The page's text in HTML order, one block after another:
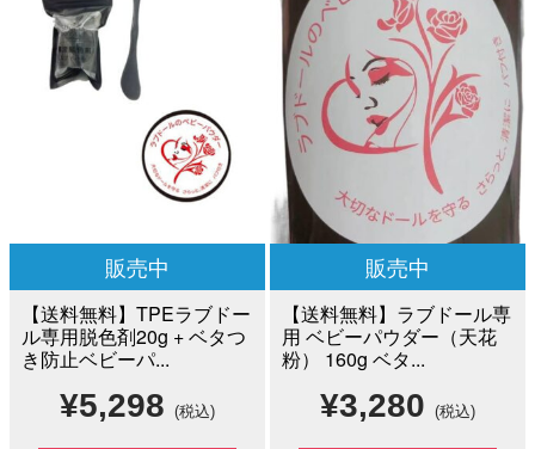
販売中
【送料無料】TPEラブドー
ル専用脱色剤20g + ベタつ
き防止ベビーパ...
¥5,298 (税込)
販売中
【送料無料】ラブドール専
用 ベビーパウダー（天花
粉） 160g ベタ...
¥3,280 (税込)